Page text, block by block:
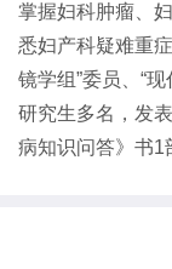
掌握妇科肿瘤、
悉妇产科疑难重
镜学组”委员、“
研究生多名，发
病知识问答》书1